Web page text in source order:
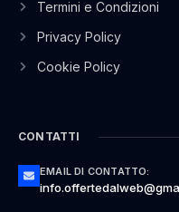
Termini e Condizioni
Privacy Policy
Cookie Policy
CONTATTI
EMAIL DI CONTATTO: